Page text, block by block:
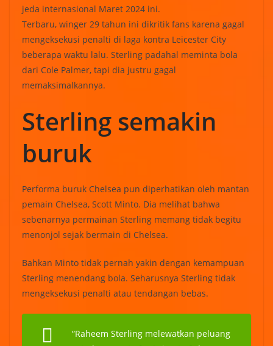
jeda internasional Maret 2024 ini.
Terbaru, winger 29 tahun ini dikritik fans karena gagal
mengeksekusi penalti di laga kontra Leicester City
beberapa waktu lalu. Sterling padahal meminta bola
dari Cole Palmer, tapi dia justru gagal
memaksimalkannya.
Sterling semakin
buruk
Performa buruk Chelsea pun diperhatikan oleh mantan
pemain Chelsea, Scott Minto. Dia melihat bahwa
sebenarnya permainan Sterling memang tidak begitu
menonjol sejak bermain di Chelsea.
Bahkan Minto tidak pernah yakin dengan kemampuan
Sterling menendang bola. Seharusnya Sterling tidak
mengeksekusi penalti atau tendangan bebas.
“Raheem Sterling melewatkan peluang